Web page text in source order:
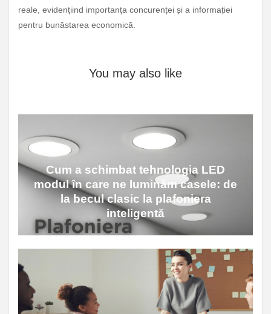
reale, evidențiind importanța concurenței și a informației
pentru bunăstarea economică.
You may also like
Cum a schimbat tehnologia LED
modul în care ne luminăm casele: de
la becul clasic la plafoniera
inteligentă